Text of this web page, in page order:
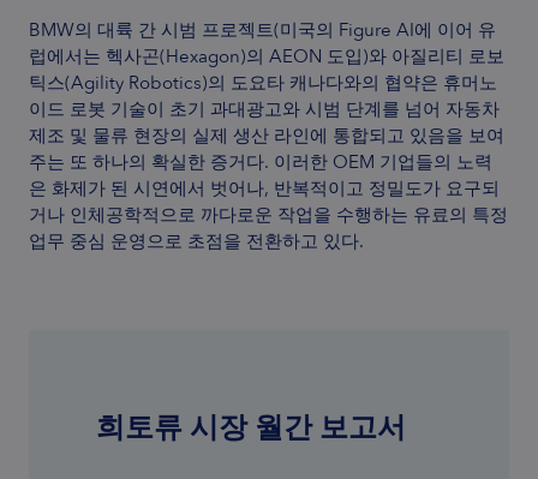
BMW의 대륙 간 시범 프로젝트(미국의 Figure AI에 이어 유
럽에서는 헥사곤(Hexagon)의 AEON 도입)와 아질리티 로보
틱스(Agility Robotics)의 도요타 캐나다와의 협약은 휴머노
이드 로봇 기술이 초기 과대광고와 시범 단계를 넘어 자동차
제조 및 물류 현장의 실제 생산 라인에 통합되고 있음을 보여
주는 또 하나의 확실한 증거다. 이러한 OEM 기업들의 노력
은 화제가 된 시연에서 벗어나, 반복적이고 정밀도가 요구되
거나 인체공학적으로 까다로운 작업을 수행하는 유료의 특정
업무 중심 운영으로 초점을 전환하고 있다.
희토류 시장 월간 보고서